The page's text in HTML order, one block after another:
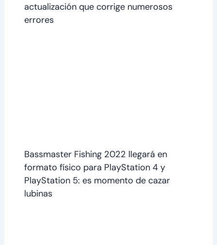
actualización que corrige numerosos
errores
Bassmaster Fishing 2022 llegará en
formato físico para PlayStation 4 y
PlayStation 5: es momento de cazar
lubinas